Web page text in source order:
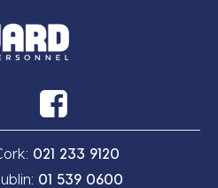
021 233 9120
01 539 0600